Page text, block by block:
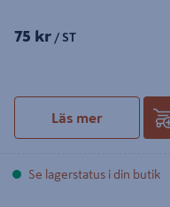
75 kr / ST
Läs mer
Se lagerstatus i din butik